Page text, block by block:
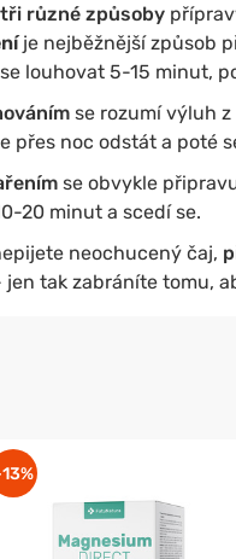
tři různé způsoby
je nejběžnější způsob
louhovat 5-15 minut,
se rozumí výluh
přes noc odstát a poté
se obvykle
20 minut a scedí se.
neochucený čaj,
jen tak zabráníte tomu,